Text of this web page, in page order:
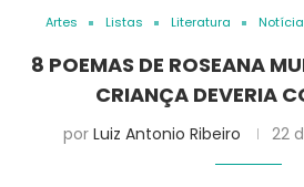
Artes Listas Literatura
8 POEMAS DE ROSEANA
CRIANÇA DEVERIA
por Luiz Antonio Ribeiro 22